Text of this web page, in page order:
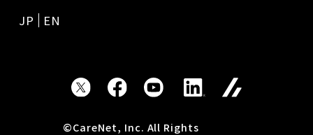
JP EN
©CareNet, Inc. All Rights